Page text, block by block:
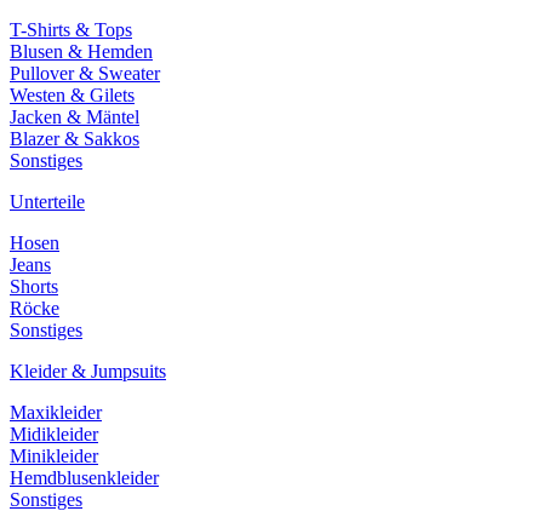
T-Shirts & Tops
Blusen & Hemden
Pullover & Sweater
Westen & Gilets
Jacken & Mäntel
Blazer & Sakkos
Sonstiges
Unterteile
Hosen
Jeans
Shorts
Röcke
Sonstiges
Kleider & Jumpsuits
Maxikleider
Midikleider
Minikleider
Hemdblusenkleider
Sonstiges